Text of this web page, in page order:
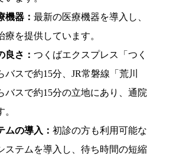
機器： 最新の医療機器を導入し、
療を提供しています。
良さ： つくばエクスプレス「つく
バスで約15分、JR常磐線「荒川
バスで約15分の立地にあり、通院
ムの導入： 初診の方も利用可能な
ステムを導入し、待ち時間の短縮